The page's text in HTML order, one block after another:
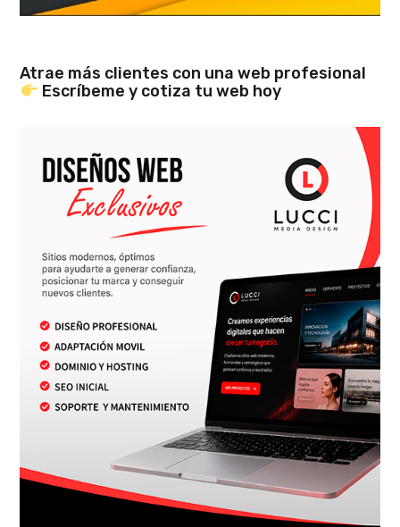
Atrae más clientes con una web profesional
Escríbeme y cotiza tu web hoy